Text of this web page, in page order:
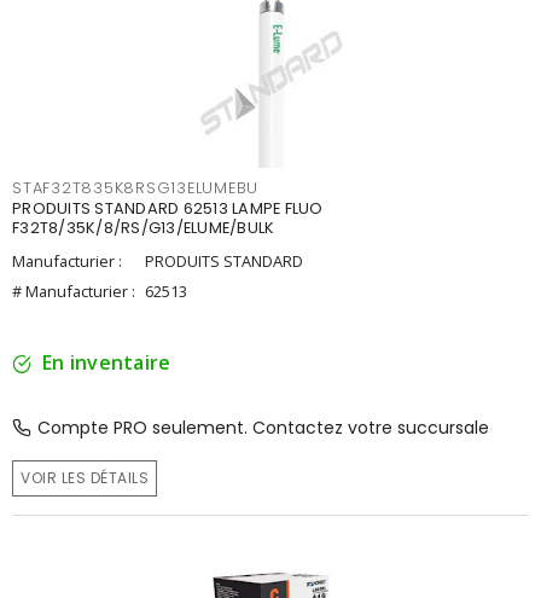
STAF32T835K8RSG13ELUMEBU
PRODUITS STANDARD 62513 LAMPE FLUO
F32T8/35K/8/RS/G13/ELUME/BULK
Manufacturier :
PRODUITS STANDARD
# Manufacturier : 62513
En inventaire
Compte PRO seulement. Contactez votre succursale
VOIR LES DÉTAILS